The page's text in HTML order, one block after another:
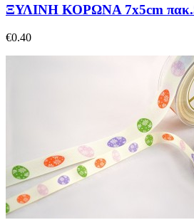
ΞΥΛΙΝΗ ΚΟΡΩΝΑ 7x5cm
€0.40